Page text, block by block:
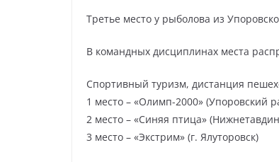
Третье место у рыболова из
В командных дисциплинах места
Спортивный туризм, дистанция
1 место – «Олимп-2000» (Упоровский
2 место – «Синяя птица»
3 место – «Экстрим» (г. Ялуторовск)